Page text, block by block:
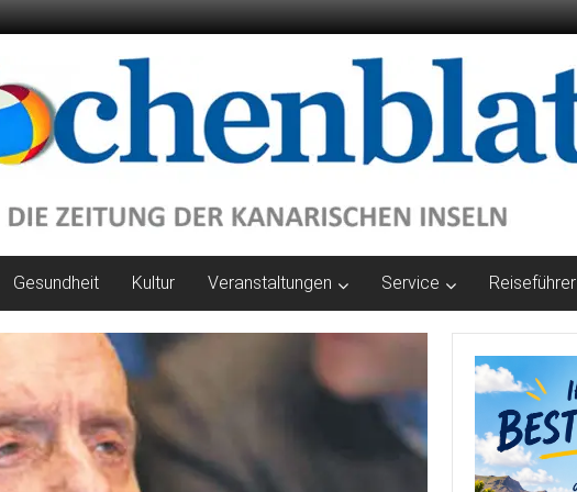
Gesundheit Kultur Veranstaltungen Service Reiseführer